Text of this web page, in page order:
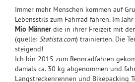
Immer mehr Menschen kommen auf
Lebensstils zum Fahrrad fahren. Im
Mio Männer die in ihrer Freizeit mit
(quelle: Statista.com) trainierten. Die
steigend!
Ich bin 2015 zum Rennradfahren
damals ca. 30 kg abgenommen und
Langstreckenrennen und Bikepacking